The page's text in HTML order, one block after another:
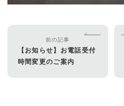
前の記事
【お知らせ】お電話受付
時間変更のご案内